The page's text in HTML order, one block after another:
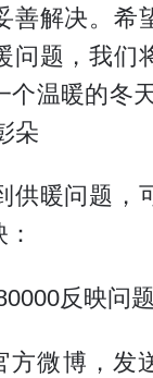
善解决。希
问题，我们
个温暖的冬
朵
供暖问题，
反映问题
方微博，发